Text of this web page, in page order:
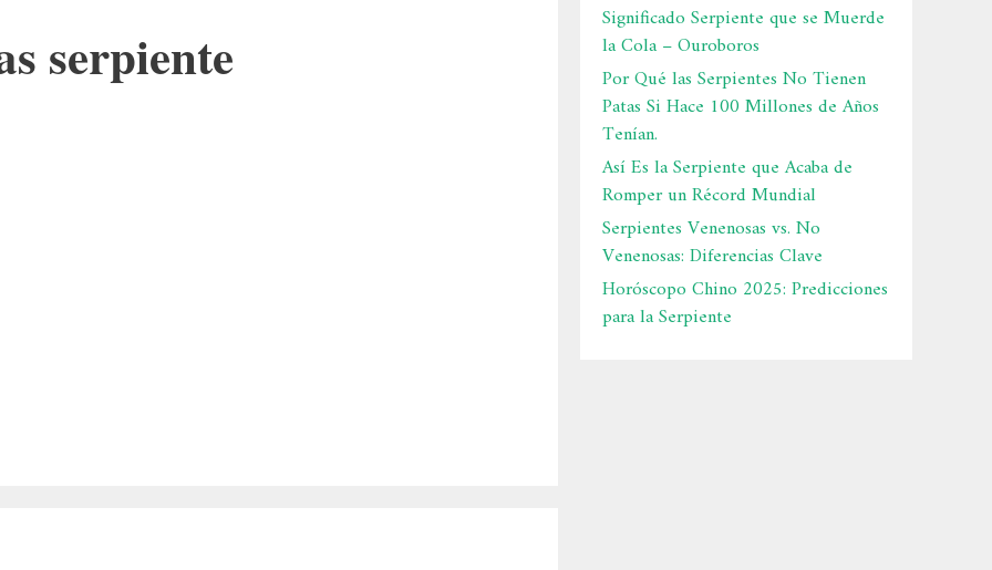
serpiente
Significado Serpiente que se Muerde
la Cola – Ouroboros
Por Qué las Serpientes No Tienen
Patas Si Hace 100 Millones de Años
Tenían.
Así Es la Serpiente que Acaba de
Romper un Récord Mundial
Serpientes Venenosas vs. No
Venenosas: Diferencias Clave
Horóscopo Chino 2025: Predicciones
para la Serpiente